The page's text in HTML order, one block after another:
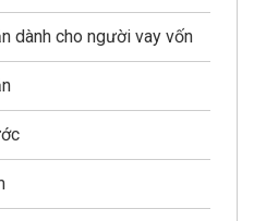
dành cho người vay vốn